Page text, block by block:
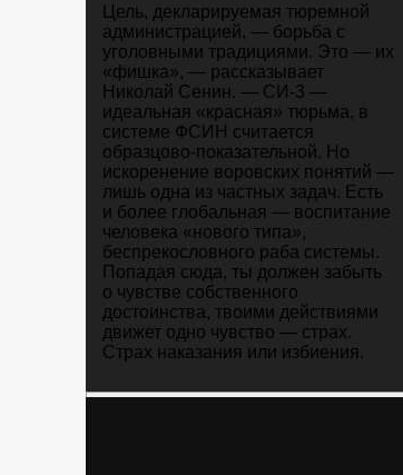
Цель, декларируемая тюремной
администрацией, — борьба с
уголовными традициями. Это — их
«фишка», — рассказывает
Николай Сенин. — СИ-3 —
идеальная «красная» тюрьма, в
системе ФСИН считается
образцово-показательной. Но
искоренение воровских понятий —
лишь одна из частных задач. Есть
и более глобальная — воспитание
человека «нового типа»,
беспрекословного раба системы.
Попадая сюда, ты должен забыть
о чувстве собственного
достоинства, твоими действиями
движет одно чувство — страх.
Страх наказания или избиения.